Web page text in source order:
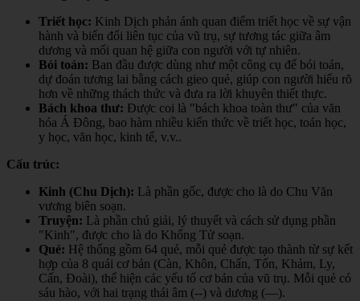
Triết học: Kinh Dịch phản ánh quan điểm triết học về sự vận
hành và biến đổi liên tục của vũ trụ, sự tương tác giữa âm
dương và mối quan hệ giữa con người với tự nhiên.
Bói toán: Ban đầu được dùng như một công cụ để bói toán,
dự đoán tương lai bằng cách gieo quẻ, giúp con người hiểu rõ
hơn về những thách thức và đưa ra lời khuyên thiết thực.
Bách khoa thư: Được coi là "bách khoa toàn thư" của văn
hóa Á Đông, bao hàm nhiều kiến thức về triết học, toán học,
y học, văn học, kinh tế, v.v..
Cấu trúc:
Kinh (Chu Dịch): Là phần gốc, được cho là do Chu Văn
vương biên soạn.
Truyện: Là phần chú giải, lý thuyết và cách sử dụng phần
"Kinh", được cho là do Khổng Tử soạn.
Quẻ: Hệ thống gồm 64 quẻ, mỗi quẻ được tạo thành từ sự kết
hợp của 8 quái cơ bản (Càn, Khôn, Chấn, Tốn, Khảm, Ly,
Cấn, Đoài), thể hiện các yếu tố cơ bản của vũ trụ. Mỗi quẻ có
sáu hào, với hai trạng thái âm (--) và dương (—).